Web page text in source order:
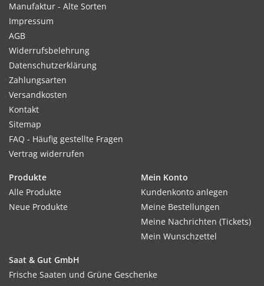
Manufaktur - Alte Sorten
Impressum
AGB
Widerrufsbelehrung
Datenschutzerklärung
Zahlungsarten
Versandkosten
Kontakt
Sitemap
FAQ - Häufig gestellte Fragen
Vertrag widerrufen
Produkte
Alle Produkte
Neue Produkte
Mein Konto
Kundenkonto anlegen
Meine Bestellungen
Meine Nachrichten (Tickets)
Mein Wunschzettel
Saat & Gut GmbH
Frische Saaten und Grüne Geschenke